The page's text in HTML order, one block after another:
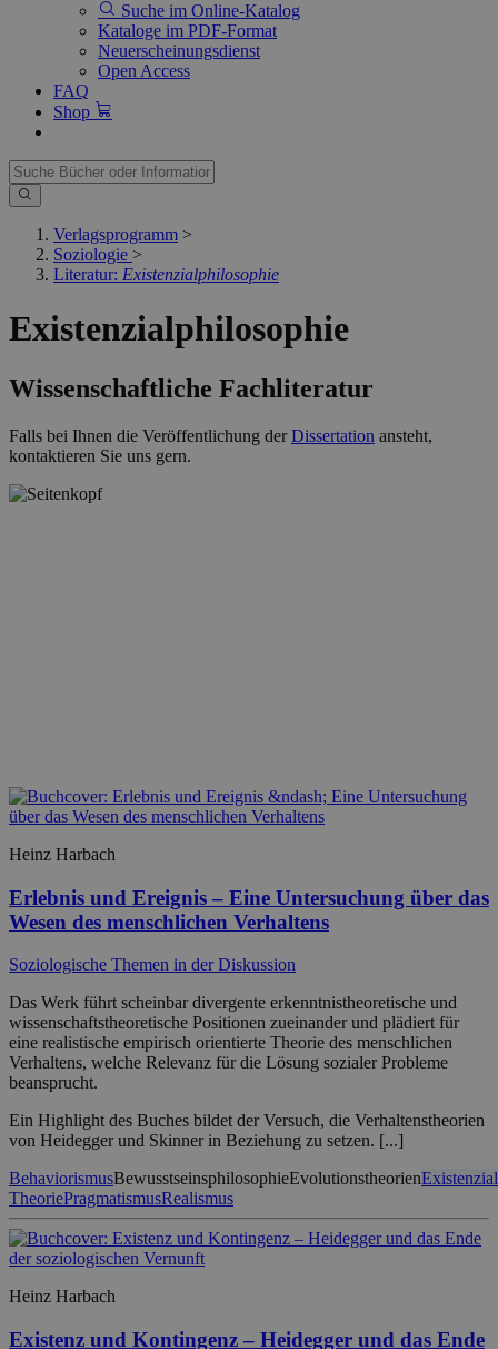
Suche im Online-Katalog
Kataloge im PDF-Format
Neuerscheinungsdienst
Open Access
FAQ
Shop
Verlagsprogramm >
Soziologie >
Literatur: Existenzialphilosophie
Existenzialphilosophie
Wissenschaftliche Fachliteratur
Falls bei Ihnen die Veröffentlichung derDissertation ansteht,
kontaktieren Sie uns gern.
Heinz Harbach
Erlebnis und Ereignis – Eine Untersuchung über das
Wesen des menschlichen Verhaltens
Soziologische Themen in der Diskussion
Das Werk führt scheinbar divergente erkenntnistheoretische und
wissenschaftstheoretische Positionen zueinander und plädiert für
eine realistische empirisch orientierte Theorie des menschlichen
Verhaltens, welche Relevanz für die Lösung sozialer Probleme
beansprucht.
Ein Highlight des Buches bildet der Versuch, die Verhaltenstheorien
von Heidegger und Skinner in Beziehung zu setzen. [...]
BehaviorismusBewusstseinsphilosophieEvolutionstheorien
TheoriePragmatismusRealismus
Heinz Harbach
Existenz und Kontingenz – Heidegger und das Ende